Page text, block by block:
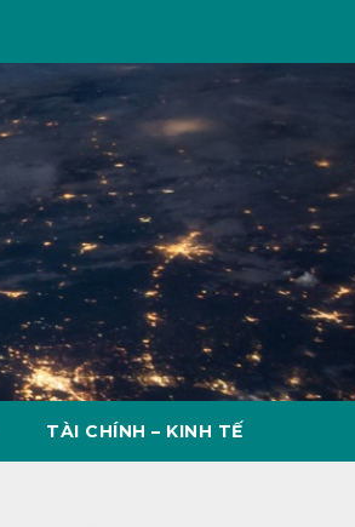
TÀI CHÍNH – KINH TẾ